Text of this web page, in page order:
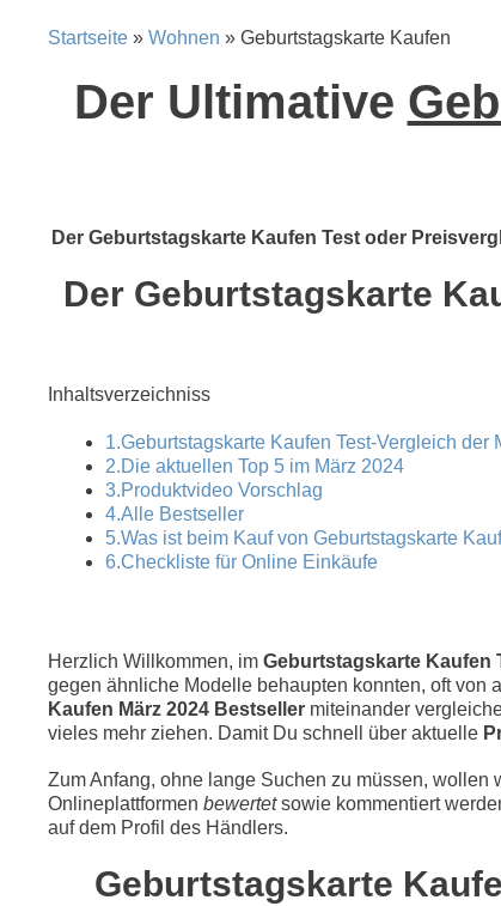
Startseite » Wohnen » Geburtstagskarte Kaufen
Der Ultimative
Der Geburtstagskarte Kaufen Test oder
Der Geburtstagskarte
Inhaltsverzeichniss
1.Geburtstagskarte Kaufen Test-Vergleich der
2.Die aktuellen Top 5 im März 2024
3.Produktvideo Vorschlag
4.Alle Bestseller
5.Was ist beim Kauf von Geburtstagskarte
6.Checkliste für Online Einkäufe
Herzlich Willkommen, im Geburtstagskarte Kaufen
gegen ähnliche Modelle behaupten konnten, oft von
Kaufen März 2024 Bestseller miteinander
vieles mehr ziehen. Damit Du schnell über aktuelle
Zum Anfang, ohne lange Suchen zu müssen,
Onlineplattformen bewertetsowie kommentiert
auf dem Profil des Händlers.
Geburtstagskarte